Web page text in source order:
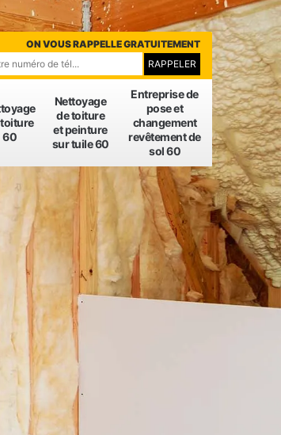
60
Nettoyage
de toiture
et peinture
sur tuile 60
Entreprise de
pose et
changement
revêtement de
sol 60
ON VOUS RAPPELLE GRATUITEMENT